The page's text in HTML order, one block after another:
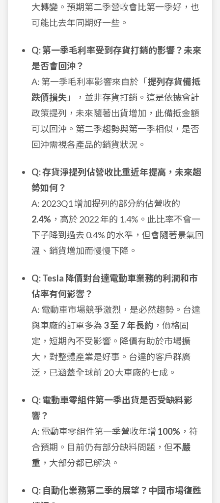
大轉變。預期第二季營收會比第一季好，也
可能比去年同期好一些。
Q: 第一季毛利率受到存貨打銷的影響？未來
是否會回沖？
A: 第一季毛利率影響來自於「提列存貨備抵
跌價損失 」，並非存貨打銷。這是依據會計
政策提列，未來隨著出貨增加，此備抵金額
可以回沖。第二季趨勢與第一季相似，是否
回沖需視各產品的銷貨狀況。
Q: 存貨淨提列佔營收比重近年提高，未來趨
勢如何？
A: 2023Q1 增加提列的部分約佔營收的
2.4% ，高於 2022 年的 1.4%。此比率不會一
下子降到過去 0.4% 的水準，但會隨著景氣回
溫、銷貨增加而慢慢下降。
Q: Tesla 降價對台達電動車業務的利潤和市
佔率有何影響？
A: 電動車市場競爭激烈，是必然趨勢。台達
與車廠的訂單多為 3 至 7 年長約 ，價格固
定，短期內不受影響。降價有助於市場擴
大，對整體產業是好事。台達的客戶群廣
泛，已涵蓋全球前 20 大車廠的七成。
Q: 電動車零組件第一季出貨是否受缺料影
響？
A: 電動車零組件第一季營收年增 100% ，符
合預期。目前仍有部分缺料問題，但不嚴
重 ，大部分都已解決。
Q: 自動化業務第二季的展望？中國市場復甦